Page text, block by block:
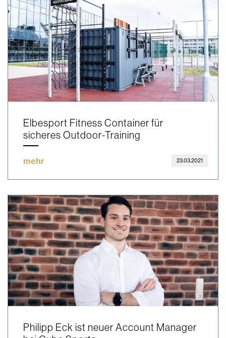
Elbesport Fitness Container für
sicheres Outdoor-Training
mehr 23.03.2021
Philipp Eck ist neuer Account Manager